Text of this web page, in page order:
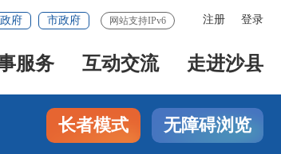
注册 登录
府 市政府 网站支持IPv6
服务 互动交流 走进沙县
长者模式 无障碍浏览